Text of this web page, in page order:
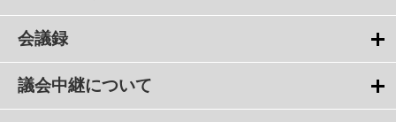
会議録
議会中継について